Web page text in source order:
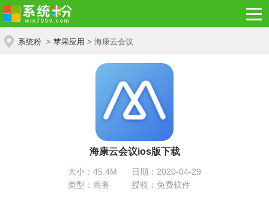
系统粉 > 苹果应用 > 海康云会议
海康云会议ios版下载
大小：45.4M
类型：商务
日期：2020-04-29
授权：免费软件